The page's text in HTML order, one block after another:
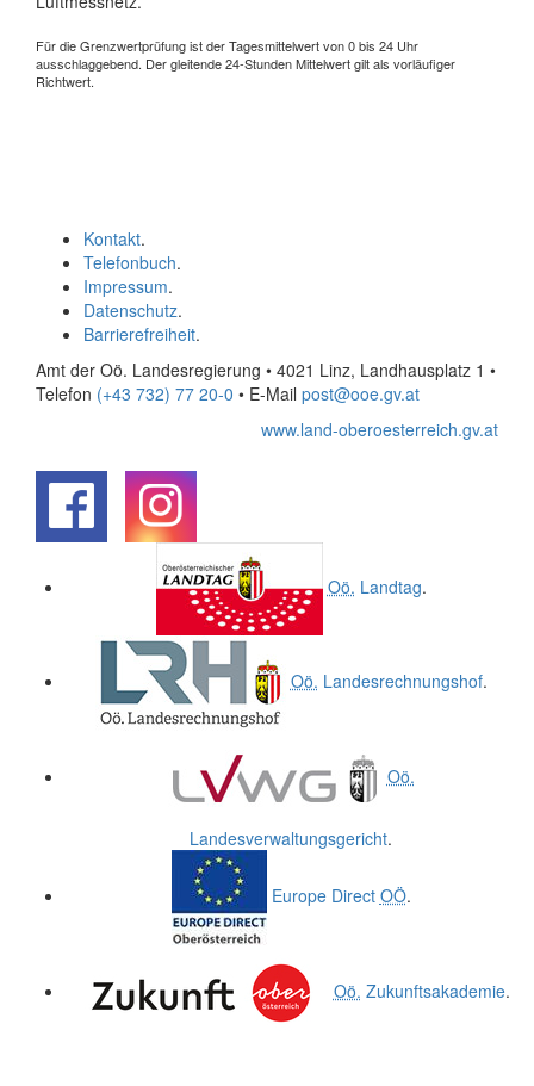
Für die Grenzwertprüfung ist der Tagesmittelwert von 0 bis 24 Uhr
ausschlaggebend. Der gleitende 24-Stunden Mittelwert gilt als vorläufiger
Richtwert.
Kontakt.
Telefonbuch.
Impressum.
Datenschutz.
Barrierefreiheit.
Amt der Oö. Landesregierung • 4021 Linz, Landhausplatz 1 •
Telefon (+43 732) 77 20-0 • E-Mail post@ooe.gv.at
www.land-oberoesterreich.gv.at
Oö. Landtag.
Oö. Landesrechnungshof.
Oö.
Landesverwaltungsgericht.
Europe Direct OÖ.
Oö. Zukunftsakademie.